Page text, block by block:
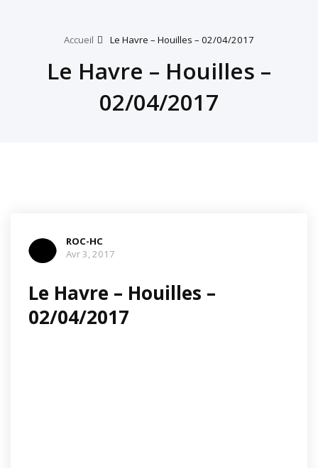
Accueil Le Havre – Houilles – 02/04/2017
Le Havre – Houilles –
02/04/2017
ROC-HC
Avr 3, 2017
Le Havre – Houilles –
02/04/2017